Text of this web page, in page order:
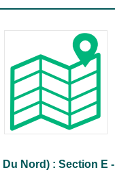
Nord) : Section E -